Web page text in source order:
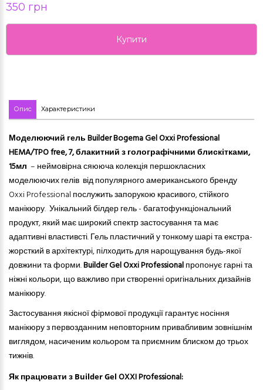
350 грн
Купити
Опис Характеристики
Моделюючий гель Builder Bogema Gel Oxxi Professional
HEMA/TPO free, 7, блакитний з голографічними блискітками,
15мл – неймовірна сяююча колекція першокласних
моделюючих гелів від популярного американського бренду
Oxxi Professional послужить запорукою красивого, стійкого
манікюру. Унікальний білдер гель - багатофункціональний
продукт, який має широкий спектр застосування та має
адаптивні властивсті. Гель пластичний у тонкому шарі та екстра-
жорсткий в архітектурі, пілходить для нарощування будь-якої
довжини та форми.Builder Gel Oxxi Professionalпропонує гарні та
ніжні кольори, що важливо при створенні оригінальних дизайнів
манікюру.
Застосування якісної фірмової продукції гарантує носіння
манікюру з первозданним неповторним привабливим зовнішнім
виглядом, насиченим кольором та приємним блиском до трьох
тижнів.
Як працювати з Builder Gel OXXI Professional: